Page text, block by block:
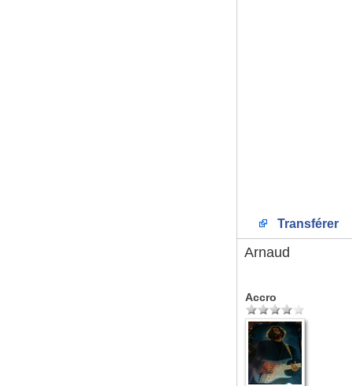
Transférer
Arnaud
Accro